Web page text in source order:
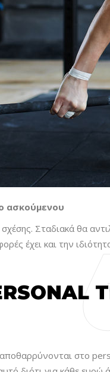
ασκούμενου
Σταδιακά θα
έχει και την
στο